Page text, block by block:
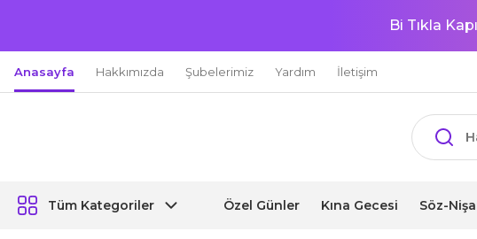
Bi Tıkla
Anasayfa Hakkımızda Şubelerimiz Yardım İletişim
Tüm Kategoriler Özel Günler Kına Gecesi Söz-